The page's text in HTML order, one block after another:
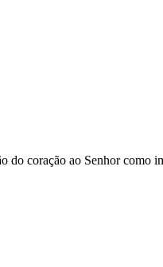
coração ao Senhor como